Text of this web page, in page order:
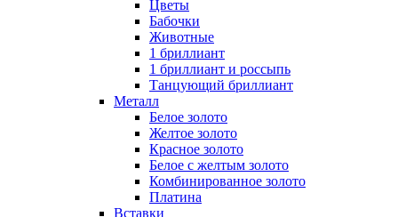
Цветы
Бабочки
Животные
1 бриллиант
1 бриллиант и россыпь
Танцующий бриллиант
Металл
Белое золото
Желтое золото
Красное золото
Белое с желтым золото
Комбинированное золото
Платина
Вставки